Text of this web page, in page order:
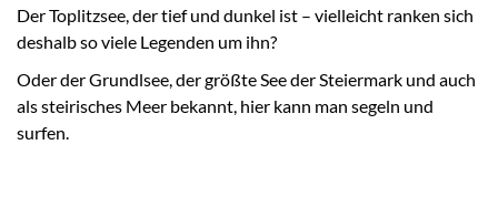
Der Toplitzsee, der tief und dunkel ist – vielleicht ranken sich
deshalb so viele Legenden um ihn?
Oder der Grundlsee, der größte See der Steiermark und auch
als steirisches Meer bekannt, hier kann man segeln und
surfen.